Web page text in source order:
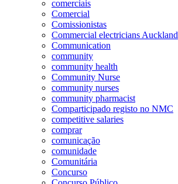
comerciais
Comercial
Comissionistas
Commercial electricians Auckland
Communication
community
community health
Community Nurse
community nurses
community pharmacist
Comparticipado registo no NMC
competitive salaries
comprar
comunicação
comunidade
Comunitária
Concurso